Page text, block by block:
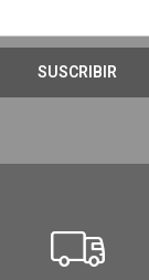
SUSCRIBIR